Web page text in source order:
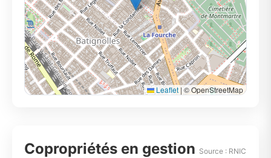
Leaflet | © OpenStreetMap
Copropriétés en gestion Source : RNIC